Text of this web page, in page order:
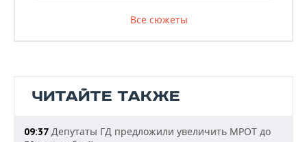
Все сюжеты
ЧИТАЙТЕ ТАКЖЕ
09:37 Депутаты ГД предложили увеличить МРОТ до